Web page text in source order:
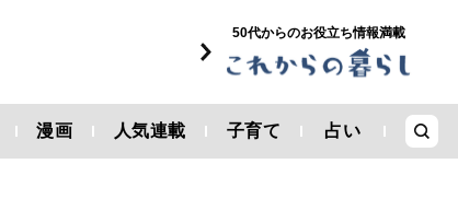
50代からのお役立ち情報満載
漫画 人気連載 子育て 占い